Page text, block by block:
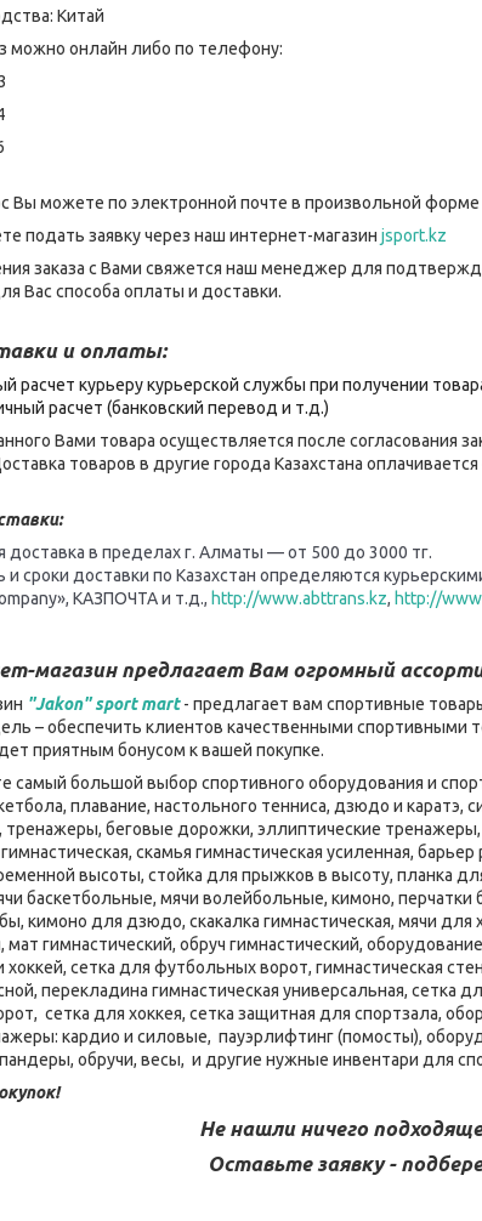
Китай
можно онлайн либо по телефону:
Вы можете по электронной почте в произвольной форме
подать заявку через наш интернет-магазин jsport.kz
заказа с Вами свяжется наш менеджер для
Вас способа оплаты и доставки.
и оплаты:
расчет курьеру курьерской службы при получении
расчет (банковский перевод и т.д.)
Вами товара осуществляется после согласования
товаров в другие города Казахстана
доставка в пределах г. Алматы — от 500 до 3000 тг.
и сроки доставки по Казахстан определяются
КАЗПОЧТА и т.д., http://www.abttrans.kz, http://
магазин предлагает Вам огромный
"Jakon" sport mart- предлагает вам спортивные
– обеспечить клиентов качественными спортивными
приятным бонусом к вашей покупке.
самый большой выбор спортивного оборудования и
плавание, настольного тенниса, дзюдо и
тренажеры, беговые дорожки, эллиптические
скамья гимнастическая усиленная,
высоты, стойка для прыжков в высоту, планка
баскетбольные, мячи волейбольные, кимоно, перчатки
кимоно для дзюдо, скакалка гимнастическая, мячи для
мат гимнастический, обруч гимнастический,
сетка для футбольных ворот, гимнастическая
перекладина гимнастическая универсальная, сетка
сетка для хоккея, сетка защитная для спортзала,
кардио и силовые, пауэрлифтинг (помосты),
обручи, весы, и другие нужные инвентари для
Не нашли ничего
Оставьте заявку -